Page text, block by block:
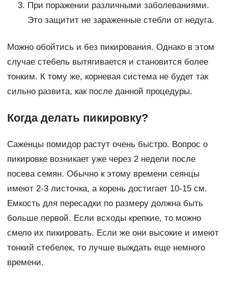
При поражении различными заболеваниями.
Это защитит не зараженные стебли от недуга.
Можно обойтись и без пикирования. Однако в этом
случае стебель вытягивается и становится более
тонким. К тому же, корневая система не будет так
сильно развита, как после данной процедуры.
Когда делать пикировку?
Саженцы помидор растут очень быстро. Вопрос о
пикировке возникает уже через 2 недели после
посева семян. Обычно к этому времени сеянцы
имеют 2-3 листочка, а корень достигает 10-15 см.
Емкость для пересадки по размеру должна быть
больше первой. Если всходы крепкие, то можно
смело их пикировать. Если же они высокие и имеют
тонкий стебелек, то лучше выждать еще немного
времени.